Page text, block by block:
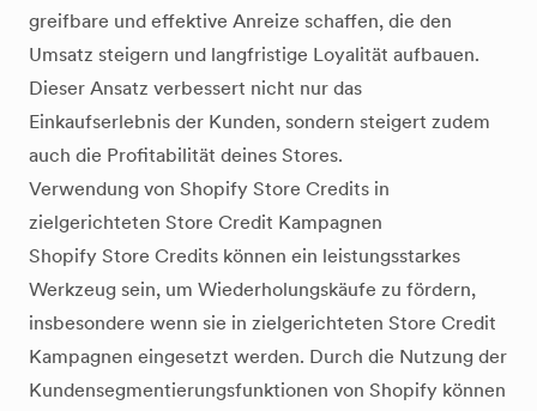
greifbare und effektive Anreize schaffen, die den
Umsatz steigern und langfristige Loyalität aufbauen.
Dieser Ansatz verbessert nicht nur das
Einkaufserlebnis der Kunden, sondern steigert zudem
auch die Profitabilität deines Stores.
Verwendung von Shopify Store Credits in
zielgerichteten Store Credit Kampagnen
Shopify Store Credits können ein leistungsstarkes
Werkzeug sein, um Wiederholungskäufe zu fördern,
insbesondere wenn sie in zielgerichteten Store Credit
Kampagnen eingesetzt werden. Durch die Nutzung der
Kundensegmentierungsfunktionen von Shopify können